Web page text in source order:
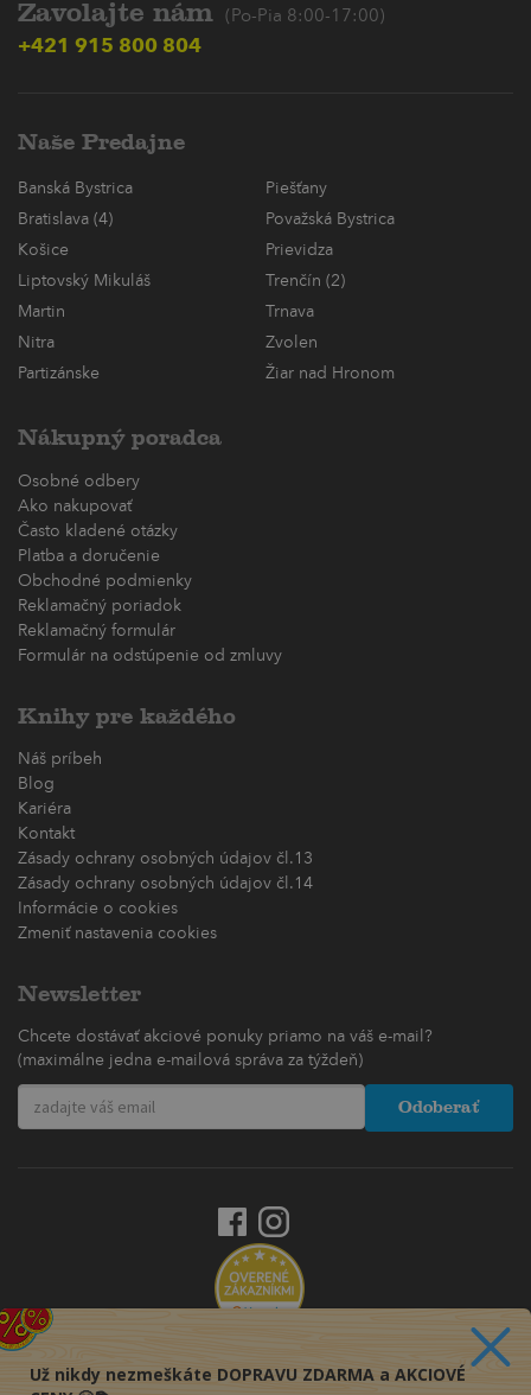
Zavolajte nám (Po-Pia 8:00-17:00)
+421 915 800 804
Naše Predajne
Banská Bystrica
Piešťany
Bratislava (4)
Považská Bystrica
Košice
Prievidza
Liptovský Mikuláš
Trenčín (2)
Martin
Trnava
Nitra
Zvolen
Partizánske
Žiar nad Hronom
Nákupný poradca
Osobné odbery
Ako nakupovať
Často kladené otázky
Platba a doručenie
Obchodné podmienky
Reklamačný poriadok
Reklamačný formulár
Formulár na odstúpenie od zmluvy
Knihy pre každého
Náš príbeh
Blog
Kariéra
Kontakt
Zásady ochrany osobných údajov čl.13
Zásady ochrany osobných údajov čl.14
Informácie o cookies
Zmeniť nastavenia cookies
Newsletter
Chcete dostávať akciové ponuky priamo na váš e-mail?
(maximálne jedna e-mailová správa za týždeň)
Odoberať
Už nikdy nezmeškáte DOPRAVU ZDARMA a AKCIOVÉ